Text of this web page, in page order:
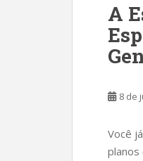
A
8 de
Você
planos